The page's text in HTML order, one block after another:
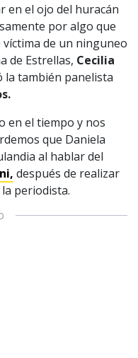
en el ojo del huracán
por algo que
víctima de un ninguneo
de Estrellas, Cecilia
la también panelista
en el tiempo y nos
que Daniela
al hablar del
después de realizar
periodista.